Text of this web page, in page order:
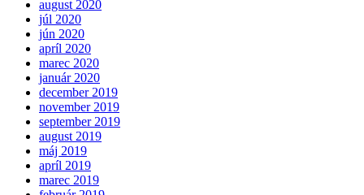
august 2020
júl 2020
jún 2020
apríl 2020
marec 2020
január 2020
december 2019
november 2019
september 2019
august 2019
máj 2019
apríl 2019
marec 2019